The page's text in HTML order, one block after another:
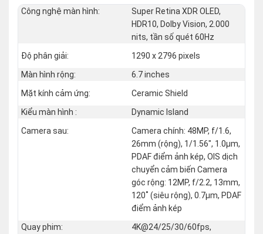
Công nghệ màn hình:
Super Retina XDR OLED,
HDR10, Dolby Vision, 2.000
nits, tần số quét 60Hz
Độ phân giải:
1290 x 2796 pixels
Màn hình rộng:
6.7 inches
Mặt kính cảm ứng:
Ceramic Shield
Kiểu màn hình :
Dynamic Island
Camera sau:
Camera chính: 48MP, f/1.6,
26mm (rộng), 1/1.56", 1.0µm,
PDAF điểm ảnh kép, OIS dịch
chuyển cảm biến Camera
góc rộng: 12MP, f/2.2, 13mm,
120˚ (siêu rộng), 0.7µm, PDAF
điểm ảnh kép
Quay phim:
4K@24/25/30/60fps,